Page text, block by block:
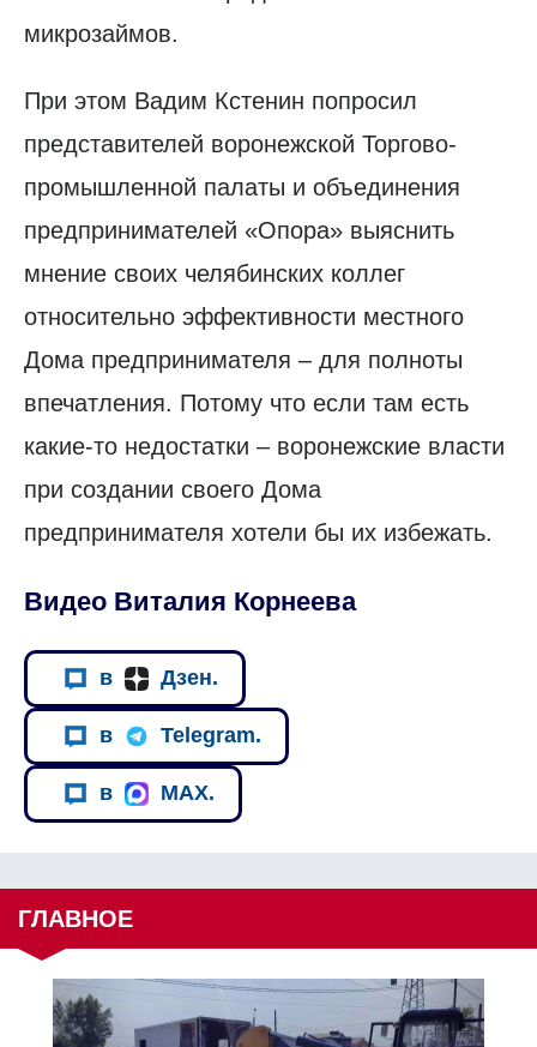
микрозаймов.
При этом Вадим Кстенин попросил
представителей воронежской Торгово-
промышленной палаты и объединения
предпринимателей «Опора» выяснить
мнение своих челябинских коллег
относительно эффективности местного
Дома предпринимателя – для полноты
впечатления. Потому что если там есть
какие-то недостатки – воронежские власти
при создании своего Дома
предпринимателя хотели бы их избежать.
Видео Виталия Корнеева
в Дзен.
в Telegram.
в MAX.
ГЛАВНОЕ